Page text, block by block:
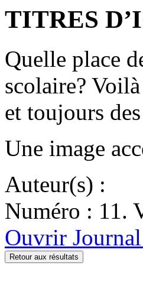
TITRES
Quelle place
scolaire?
et toujours
Une image
Auteur(s) :
Numéro : 11.
Ouvrir
Retour aux résultats